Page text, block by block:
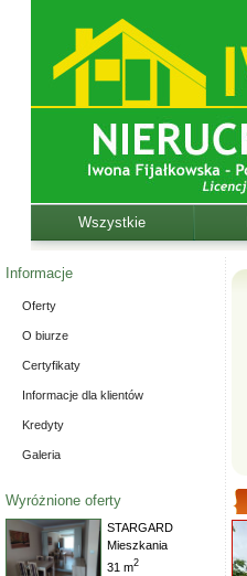
Wszystkie
Informacje
Oferty
O biurze
Certyfikaty
Informacje dla klientów
Kredyty
Galeria
Wyróżnione oferty
STARGARD
Mieszkania
31 m2